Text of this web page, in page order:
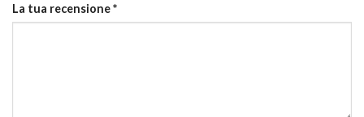
La tua recensione*